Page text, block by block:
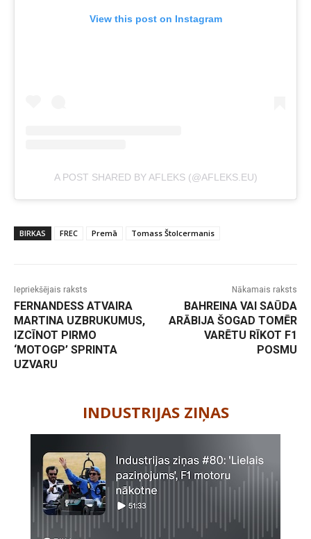
View this post on Instagram
A POST SHARED BY AFLEKS (@AFLEKS.EU)
BIRKAS FREC Premā Tomass Štolcermanis
Iepriekšējais raksts
FERNANDESS ATVAIRA
MARTINA UZBRUKUMUS,
IZCĪNOT PIRMO
‘MOTOGP’ SPRINTA
UZVARU
Nākamais raksts
BAHREINA VAI SAŪDA
ARĀBIJA ŠOGAD TOMĒR
VARĒTU RĪKOT F1
POSMU
INDUSTRIJAS ZIŅAS